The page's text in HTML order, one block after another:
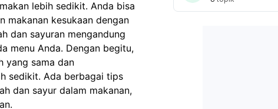
lebih sedikit. Anda bisa
makanan kesukaan dengan
dan sayuran mengandung
menu Anda. Dengan begitu,
yang sama dan
sedikit. Ada berbagai tips
dan sayur dalam makanan,